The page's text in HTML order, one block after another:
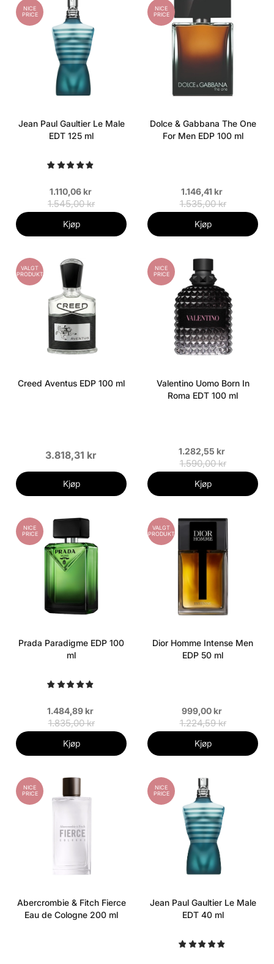
NICE
PRICE
Jean Paul Gaultier Le Male
EDT 125 ml
1.110,06 kr
1.545,00 kr
Kjøp
NICE
PRICE
Dolce & Gabbana The One
For Men EDP 100 ml
1.146,41 kr
1.535,00 kr
Kjøp
VALGT
PRODUKT
Creed Aventus EDP 100 ml
3.818,31 kr
Kjøp
NICE
PRICE
Valentino Uomo Born In
Roma EDT 100 ml
1.282,55 kr
1.590,00 kr
Kjøp
NICE
PRICE
Prada Paradigme EDP 100
ml
1.484,89 kr
1.835,00 kr
Kjøp
VALGT
PRODUKT
Dior Homme Intense Men
EDP 50 ml
999,00 kr
1.224,59 kr
Kjøp
NICE
PRICE
Abercrombie & Fitch Fierce
Eau de Cologne 200 ml
NICE
PRICE
Jean Paul Gaultier Le Male
EDT 40 ml